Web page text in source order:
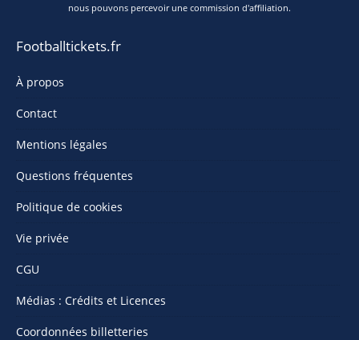
nous pouvons percevoir une commission d'affiliation.
Footballtickets.fr
À propos
Contact
Mentions légales
Questions fréquentes
Politique de cookies
Vie privée
CGU
Médias : Crédits et Licences
Coordonnées billetteries